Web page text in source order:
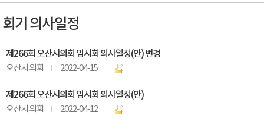
회기 의사일정
제266회 오산시의회 임시회 의사일정(안) 변경
오산시의회 2022-04-15
제266회 오산시의회 임시회 의사일정(안)
오산시의회 2022-04-12